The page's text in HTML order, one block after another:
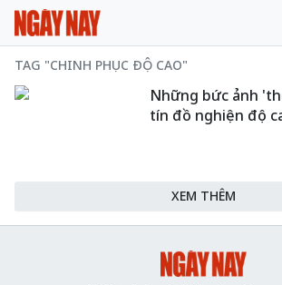
TAG "CHINH PHỤC ĐỘ CAO"
Những bức ảnh
tín đồ nghiện độ
XEM THÊM